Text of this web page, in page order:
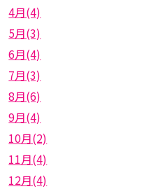
4月(4)
5月(3)
6月(4)
7月(3)
8月(6)
9月(4)
10月(2)
11月(4)
12月(4)